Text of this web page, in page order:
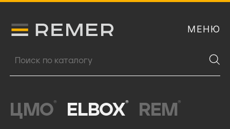
Логитип компании Remer МЕНЮ
Поиск продукции
ЦМО® ELBOX® REM ®